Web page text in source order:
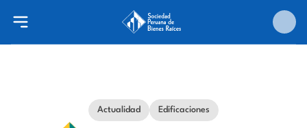
Actualidad Edificaciones